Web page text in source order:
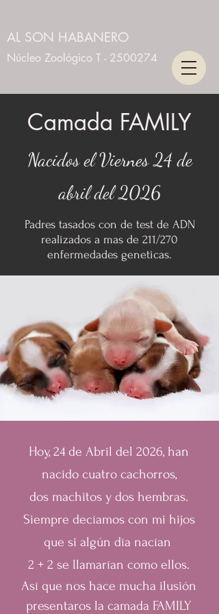
AL SON HABANERO
Núcleo Zoológico T - 2500274
Camada FAMILY
Nacidos el Viernes 24 de
abril del 2026
Padres tasados con de test de ADN
realizados a mas de 211/270
enfermedades geneticas.
Hoy, 24 de Abril del 2026, han
nacido cuatro cachorros,
dos machitos y dos hembras.
Siempre decíamos con mi hijos
que si algún día nacían
2 + 2 se llamarían como ellos.
Así que nos hace mucha ilusión
presentaros la camada FAMILY